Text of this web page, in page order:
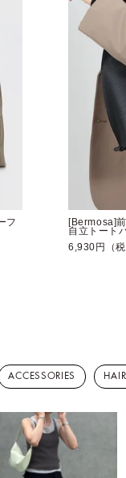
フ
[Bermosa]
自立トート
6,930円（税
ACCESSORIES